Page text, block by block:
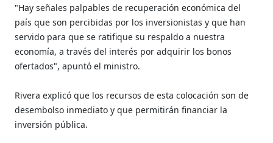
"Hay señales palpables de recuperación económica del
país que son percibidas por los inversionistas y que han
servido para que se ratifique su respaldo a nuestra
economía, a través del interés por adquirir los bonos
ofertados", apuntó el ministro.
Rivera explicó que los recursos de esta colocación son de
desembolso inmediato y que permitirán financiar la
inversión pública.